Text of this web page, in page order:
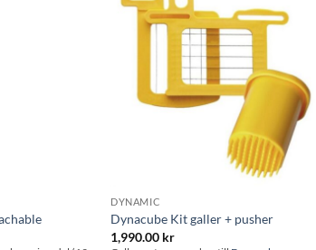
Lägg till i
önskelistan
DYNAMIC
Dynacube Kit galler + pusher
1,990.00 kr